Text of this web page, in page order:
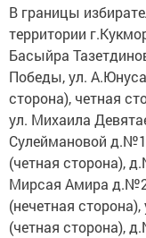
В границы
территории
Басыйра
Победы, ул.
сторона), четная
ул. Михаила
Сулеймановой
(четная сторона),
Мирсая Амира
(нечетная
(четная сторона),